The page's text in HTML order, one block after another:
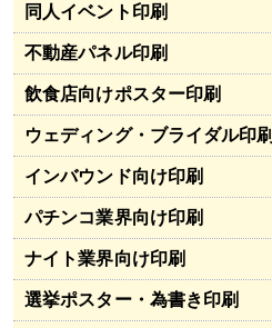
同人イベント印刷
不動産パネル印刷
飲食店向けポスター印刷
ウェディング・ブライダル印刷
インバウンド向け印刷
パチンコ業界向け印刷
ナイト業界向け印刷
選挙ポスター・為書き印刷